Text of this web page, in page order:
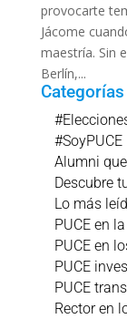
provocarte
Jácome
maestría. Sin
Berlín,...
Categorías
#SoyPUCE
Alumni
Descubre
Lo más
PUCE en
PUCE en
PUCE
PUCE
Rector en